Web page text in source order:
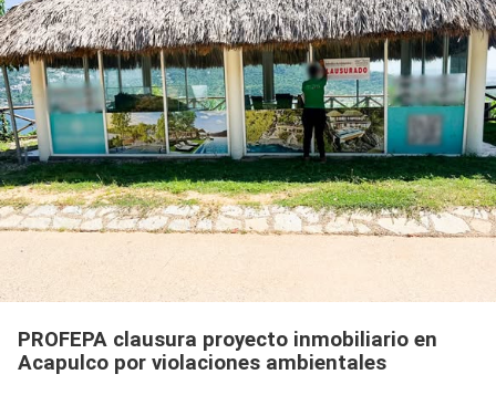
PROFEPA clausura proyecto inmobiliario en
Acapulco por violaciones ambientales